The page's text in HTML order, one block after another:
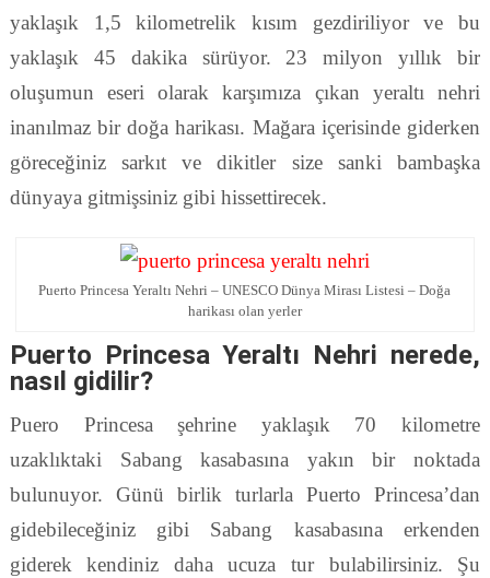
yaklaşık 1,5 kilometrelik kısım gezdiriliyor ve bu
yaklaşık 45 dakika sürüyor. 23 milyon yıllık bir
oluşumun eseri olarak karşımıza çıkan yeraltı nehri
inanılmaz bir doğa harikası. Mağara içerisinde giderken
göreceğiniz sarkıt ve dikitler size sanki bambaşka
dünyaya gitmişsiniz gibi hissettirecek.
Puerto Princesa Yeraltı Nehri – UNESCO Dünya Mirası Listesi – Doğa
harikası olan yerler
Puerto Princesa Yeraltı Nehri nerede,
nasıl gidilir?
Puero Princesa şehrine yaklaşık 70 kilometre
uzaklıktaki Sabang kasabasına yakın bir noktada
bulunuyor. Günü birlik turlarla Puerto Princesa’dan
gidebileceğiniz gibi Sabang kasabasına erkenden
giderek kendiniz daha ucuza tur bulabilirsiniz. Şu